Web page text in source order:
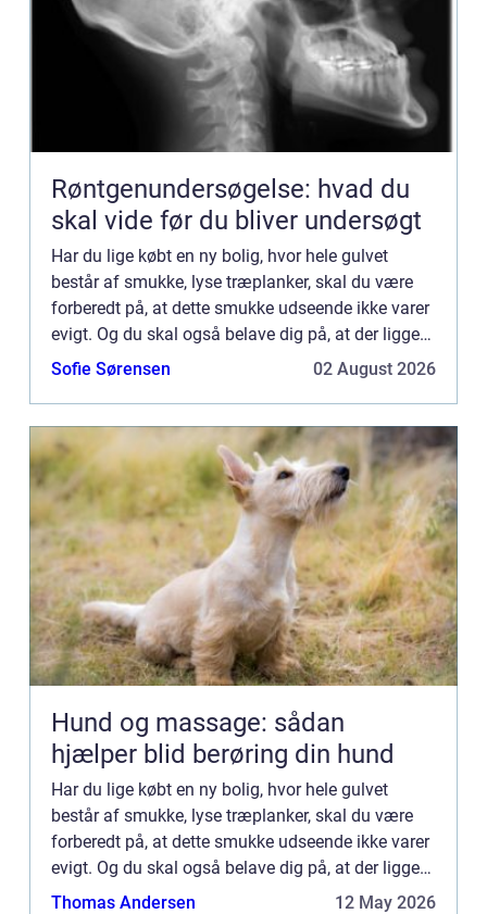
Røntgenundersøgelse: hvad du
skal vide før du bliver undersøgt
Har du lige købt en ny bolig, hvor hele gulvet
består af smukke, lyse træplanker, skal du være
forberedt på, at dette smukke udseende ikke varer
evigt. Og du skal også belave dig på, at der ligger
en del arb...
Sofie Sørensen 02 August 2026
Hund og massage: sådan
hjælper blid berøring din hund
Har du lige købt en ny bolig, hvor hele gulvet
består af smukke, lyse træplanker, skal du være
forberedt på, at dette smukke udseende ikke varer
evigt. Og du skal også belave dig på, at der ligger
en del arb...
Thomas Andersen 12 May 2026